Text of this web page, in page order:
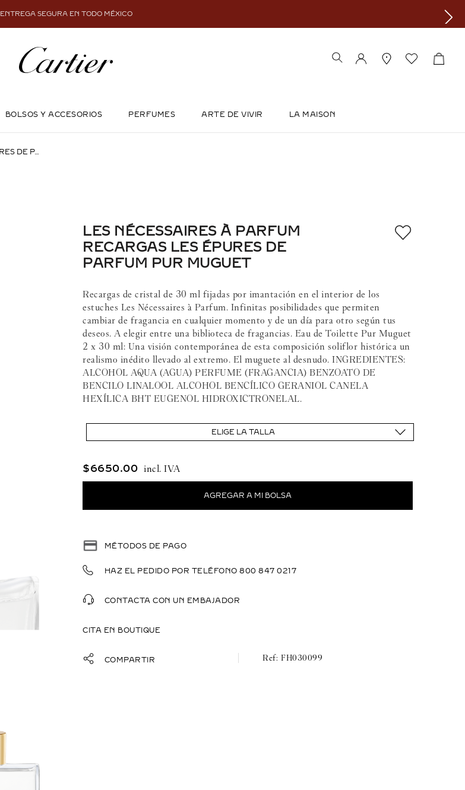
ENTREGA SEGURA EN TODO MÉXICO
BOLSOS Y ACCESORIOS PERFUMES ARTE DE VIVIR LA MAISON
LES NÉCESSAIRES À PARFUM RECARGAS LES ÉPURES DE PARFUM PUR MUGUET
LES NÉCESSAIRES À PARFUM
RECARGAS LES ÉPURES DE
PARFUM PUR MUGUET
Recargas de cristal de 30 ml fijadas por imantación en el interior de los
estuches Les Nécessaires à Parfum. Infinitas posibilidades que permiten
cambiar de fragancia en cualquier momento y de un día para otro según tus
deseos. A elegir entre una biblioteca de fragancias. Eau de Toilette Pur Muguet
2 x 30 ml: Una visión contemporánea de esta composición soliflor histórica un
realismo inédito llevado al extremo. El muguete al desnudo. INGREDIENTES:
ALCOHOL AQUA (AGUA) PERFUME (FRAGANCIA) BENZOATO DE
BENCILO LINALOOL ALCOHOL BENCÍLICO GERANIOL CANELA
HEXÍLICA BHT EUGENOL HIDROXICTRONELAL.
ELIGE LA TALLA
$6650.00
MÉTODOS DE PAGO
HAZ EL PEDIDO POR TELÉFONO 800 847 0217
CONTACTA CON UN EMBAJADOR
CITA EN BOUTIQUE
COMPARTIR FH030099